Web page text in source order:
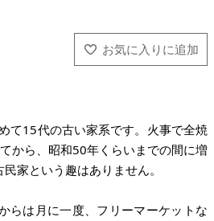
て15代の古い家系です。火事で全焼
から、昭和50年くらいまでの間に増
家という趣はありません。
らは月に一度、フリーマーケットな